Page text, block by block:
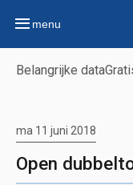
menu
Belangrijke data
ma 11 juni 2018
Open